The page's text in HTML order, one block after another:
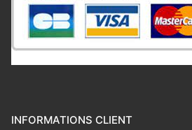
INFORMATIONS CLIENT